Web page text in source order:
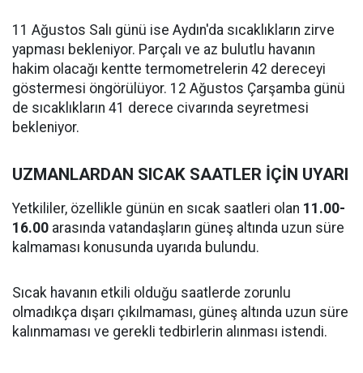
11 Ağustos Salı günü ise Aydın'da sıcaklıkların zirve
yapması bekleniyor. Parçalı ve az bulutlu havanın
hakim olacağı kentte termometrelerin 42 dereceyi
göstermesi öngörülüyor. 12 Ağustos Çarşamba günü
de sıcaklıkların 41 derece civarında seyretmesi
bekleniyor.
UZMANLARDAN SICAK SAATLER İÇİN UYARI
Yetkililer, özellikle günün en sıcak saatleri olan 11.00-
16.00 arasında vatandaşların güneş altında uzun süre
kalmaması konusunda uyarıda bulundu.
Sıcak havanın etkili olduğu saatlerde zorunlu
olmadıkça dışarı çıkılmaması, güneş altında uzun süre
kalınmaması ve gerekli tedbirlerin alınması istendi.